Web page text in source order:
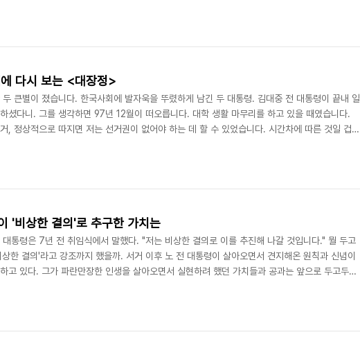
다고 다짐하고 있다. 내년 6월 2일 치러질 지방선거가 노 전 대통령 서거 1주기와 맞물린다는 점
거에서 '선거연합', '진보대연합', '민주대연합' 등 연대의 논의가 활발..
다시 보는 <대장정>
두 큰별이 졌습니다. 한국사회에 발자욱을 뚜렸하게 남긴 두 대통령. 김대중 전 대통령이 끝내 일
셨다니. 그를 생각하면 97년 12월이 떠오릅니다. 대학 생활 마무리를 하고 있을 때였습니다.
, 정상적으로 따지면 저는 선거권이 없어야 하는 데 할 수 있었습니다. 시간차에 따른 것일 겁니
기뻤습니다. 외환위기에 생존이 왔다갔다 하는 국민을 이야기 하던 대목(취임사)에서 목이 메던
대중, 노무현 시대는 갔습니다. 이제는 앞으로 뭘 해야 할 것인지 구체적..
'비상한 결의'로 추구한 가치는
대통령은 7년 전 취임식에서 말했다. "저는 비상한 결의로 이를 추진해 나갈 것입니다." 뭘 두고
한 결의'라고 강조까지 했을까. 서거 이후 노 전 대통령이 살아오면서 견지해온 원칙과 신념이
고 있다. 그가 파란만장한 인생을 살아오면서 실현하려 했던 가치들과 공과는 앞으로 두고두고
, 정치개혁, 권위주의 타파, 남북화해협력, 지역주의 타파, 지역균형발전 등이다. 지역주의 타파가
국가균형발전이다. 그가 추구한 지방분권의 가치는 취임사에 잘 녹아있다. 그는..